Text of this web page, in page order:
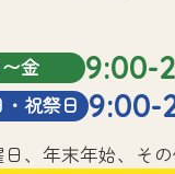
金 9:00-
祝祭日 9:00-
、年末年始、そ